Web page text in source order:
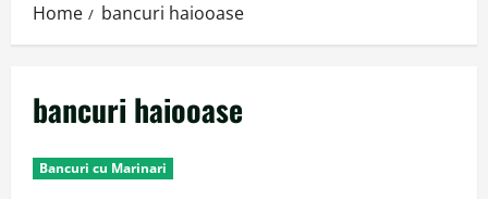
Home bancuri haiooase
bancuri haiooase
Bancuri cu Marinari